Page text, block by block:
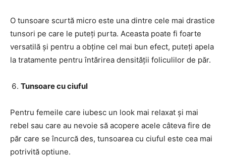
O tunsoare scurtă micro este una dintre cele mai drastice
tunsori pe care le puteți purta. Aceasta poate fi foarte
versatilă și pentru a obține cel mai bun efect, puteți apela
la tratamente pentru întărirea densității foliculilor de păr.
Tunsoare cu ciuful
Pentru femeile care iubesc un look mai relaxat și mai
rebel sau care au nevoie să acopere acele câteva fire de
păr care se încurcă des, tunsoarea cu ciuful este cea mai
potrivită optiune.